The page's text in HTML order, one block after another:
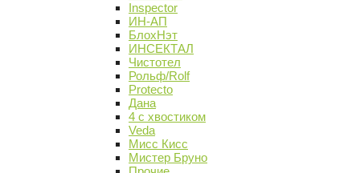
Inspector
ИН-АП
БлохНэт
ИНСЕКТАЛ
Чистотел
Рольф/Rolf
Protecto
Дана
4 с хвостиком
Veda
Мисс Кисс
Мистер Бруно